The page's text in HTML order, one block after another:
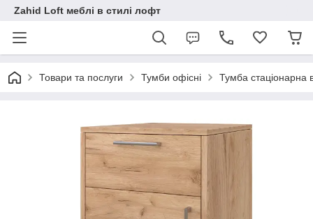
Zahid Loft меблі в стилі лофт
Товари та послуги Тумби офісні Тумба стаціонарна